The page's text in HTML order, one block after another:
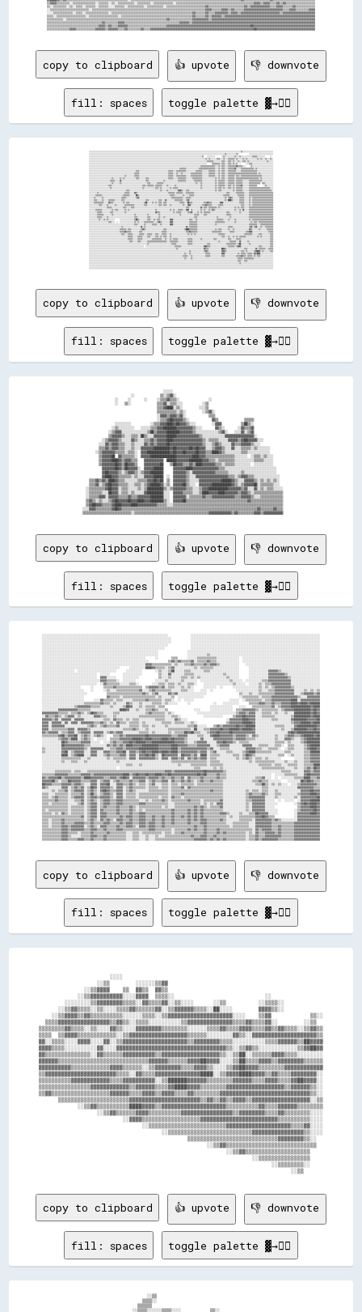
copy to clipboard 👍 upvote 👎 downvote
fill: spaces toggle palette ▓→✊🏽
copy to clipboard 👍 upvote 👎 downvote
fill: spaces toggle palette ▓→✊🏽
                                ░░                ▒▒░░▒▒▓▓░░
                      ░░      ░░        ░░      ░░▒▒▒▒▓▓▒▒▒▒░░                  ░░
                      ░░    ▒▒░░                ▒▒▒▒▓▓░░▒▒▒▒░░░░            ░░▒▒
                                                ▒▒▒▒▓▓████░░▒▒░░          ░░░░▒▒
                                                ▒▒▒▒▒▒▒▒▒▒▒▒░░▒▒░░          ░░▒▒▓▓░░
                                                ░░▓▓▓▓▒▒▓▓▓▓▒▒▓▓░░              ▒▒▒▒
                                                ░░▒▒▒▒▓▓██▓▓▓▓▓▓▒▒░░              ▓▓▒▒                ▒▒▒▒▒▒
                      ░░░░░░░░░░            ░░▒▒▒▒▓▓▓▓████▓▓██▓▓▓▓▒▒░░░░          ░░▓▓▓▓            ▒▒██▒▒░░
                    ░░▒▒░░░░░░░░░░    ░░░░░░▒▒▒▒▓▓▓▓████████▓▓▓▓▓▓▓▓▓▓▒▒░░░░        ▓▓▒▒░░        ░░▓▓▒▒▒▒▓▓
                  ░░▒▒▓▓▓▓░░░░░░░░░░░░░░░░▒▒██▒▒▓▓▓▓▓▓████████▓▓▓▓▓▓▓▓▒▒░░░░░░░░░░░░░░▒▒▓▓░░    ░░░░▓▓░░▒▒▓▓
                  ▒▒▓▓▓▓▓▓▒▒░░░░▒▒▒▒░░██▒▒░░░░▓▓▓▓▓▓▓▓██████▓▓▓▓▓▓▓▓▓▓▓▓▓▓▒▒░░░░░░░░░░░░░░▓▓▓▓▓▓▓▓▓▓▓▓▓▓▓▓▓▓░░
              ░░▒▒▓▓▓▓▓▓▒▒░░░░░░▓▓▒▒░░░░▒▒▒▒▓▓▒▒▓▓▓▓▓▓████▓▓▓▓▓▓▓▓▓▓▓▓▓▓▓▓▓▓▒▒░░▒▒▒▒▒▒░░░░░░▓▓▓▓▓▓▒▒▓▓██▓▓▓▓▓▓░░░░
            ░░░░▓▓▒▒▓▓▓▓▒▒▒▒░░░░▒▒░░░░░░▓▓▒▒▓▓▒▒▓▓▓▓▓▓██▓▓▓▓▓▓▓▓▓▓▓▓▓▓▓▓▓▓▓▓▒▒░░░░▒▒▓▓▒▒░░░░░░▓▓▒▒▒▒▓▓▓▓▓▓▒▒░░░░
            ▒▒▒▒▓▓▒▒▓▓▓▓▒▒▒▒░░░░▒▒░░░░▓▓▓▓▓▓▓▓██████████▓▓██▓▓▓▓▓▓▓▓██▓▓██▓▓▓▓░░░░▒▒▓▓▓▓▒▒░░░░▓▓░░░░▒▒▒▒▒▒░░▒▒░░░░░░░░
          ░░▒▒▓▓▓▓▓▓▓▓▒▒▒▒▒▒░░▒▒▒▒░░  ▓▓▓▓██████████████▓▓██▓▓▓▓██▓▓▓▓▓▓██▓▓▓▓▒▒▒▒████▓▓▒▒░░░░░░░░░░▒▒▒▒░░░░░░░░░░░░░░
            ▒▒▓▓▓▓▓▓██  ▓▓▒▒▒▒▒▒▒▒░░  ▓▓▓▓▓▓████████████████▓▓▓▓▓▓▓▓▓▓████▓▓▓▓▒▒▒▒▒▒▒▒▒▒▒▒▒▒▒▒▒▒░░░░░░░░  ░░▒▒▒▒░░▒▒░░░░
            ▒▒▓▓▓▓▓▓████▓▓▒▒▓▓▓▓▒▒▒▒    ▓▓▓▓▓▓▓▓▓▓▓▓  ██████▓▓▓▓▓▓▓▓████████▓▓▓▓▒▒▒▒░░▒▒▒▒▒▒▒▒▒▒░░░░░░░░░░░░▒▒▒▒▒▒░░░░░░
            ▒▒▓▓▓▓▓▓▓▓██▓▓▒▒██▓▓▓▓▒▒    ▓▓▓▓▓▓▓▓▓▓██    ▒▒██▓▓▓▓▒▒▒▒▓▓▒▒████▓▓▓▓▓▓▓▓▒▒▒▒░░▒▒▒▒▒▒░░░░░░░░░░  ░░░░░░░░░░░░
              ▓▓▓▓▓▓▓▓██▓▓▒▒██▓▓▓▓▓▓░░  ▓▓▓▓▓▓██████      ▓▓▓▓▓▓▓▓████▓▓▓▓▓▓▓▓▓▓▓▓▓▓▓▓▒▒▒▒░░░░░░░░░░░░░░░░░░░░░░░░░░░░░░░░
              ▓▓██▓▓▓▓▓▓▒▒░░▒▒▓▓▓▓▒▒░░▒▒▓▓▓▓████████      ▓▓▓▓▓▓▓▓▒▒░░▓▓▓▓▓▓▓▓▓▓▓▓▓▓▒▒▒▒▒▒▒▒░░░░░░░░▒▒░░░░░░░░░░░░░░░░░░░░
              ▓▓████▓▓▓▓▒▒▒▒▒▒▒▒░░▒▒░░░░▓▓▓▓▓▓██████  ░░  ▓▓▓▓▓▓▓▓▒▒░░░░▓▓▓▓▓▓▓▓▓▓▓▓▓▓▓▓▓▓▓▓▒▒▒▒░░▒▒▓▓▓▓▒▒▒▒░░░░░░░░░░░░░░░░
      ▒▒▒▒▓▓▒▒▓▓▒▒████▓▓▒▒▒▒░░░░░░░░▒▒▒▒▒▒▓▓▓▓██▓▓██  ▒▒  ▓▓▓▓▓▓▓▓▒▒░░░░░░▓▓▓▓▓▓▓▓▓▓▓▓▓▓██████▓▓▒▒░░░░▓▓▓▓▓▓▒▒░░▒▒░░▒▒░░▒▒░░
      ▒▒▒▒▓▓░░▒▒▓▓██▓▓▓▓▒▒▒▒▒▒░░░░▒▒▒▒░░▒▒▓▓██████▓▓░░▒▒  ▓▓▓▓▓▓██▒▒░░░░  ▓▓▓▓▓▓▓▓████████████▓▓▒▒░░▒▒▓▓▓▓▓▓██░░▒▒▒▒▒▒▒▒░░░░
    ░░▒▒▒▒▒▒▒▒▒▒▓▓██▓▓▓▓░░▒▒▒▒░░░░░░▒▒░░▒▒██████████▒▒░░▒▒▓▓▓▓▓▓▓▓▒▒▒▒░░░░▒▒▓▓▓▓████████████▓▓▓▓▓▓▓▓▒▒▓▓░░░░▓▓░░▒▒░░▒▒▒▒░░░░░░
    ░░▒▒▒▒▒▒▒▒░░░░██▓▓▓▓░░▒▒▒▒░░▒▒░░░░░░▓▓██████████░░░░  ▓▓▓▓▓▓▒▒▒▒▒▒░░░░▒▒████▓▓▓▓▓▓████▓▓▓▓▓▓▓▓▒▒▓▓▓▓▒▒░░▒▒▒▒▒▒▒▒▒▒▒▒▒▒▒▒▒▒
    ░░▒▒▒▒▒▒▓▓▓▓░░▓▓▓▓▓▓▒▒▒▒▒▒▓▓▒▒▒▒▓▓▓▓▓▓▓▓████████░░░░  ▓▓▓▓▓▓▓▓░░▒▒▒▒▒▒▒▒▓▓▒▒▒▒▓▓▓▓▓▓▓▓▓▓▓▓▓▓▒▒▒▒▓▓▓▓▓▓▒▒░░░░▒▒▒▒▒▒▒▒▒▒▒▒▒▒
    ▒▒▓▓▒▒░░▒▒░░░░▒▒▓▓██▓▓▓▓▓▓██▓▓▓▓████▓▓▓▓████████▒▒░░  ▓▓▓▓▓▓██▒▒▒▒▒▒▒▒▒▒▒▒▒▒▒▒▒▒▒▒▒▒▒▒▒▒▒▒▒▒▒▒▒▒▒▒▒▒▓▓▒▒▒▒▒▒▒▒▒▒▒▒▒▒▒▒▒▒▒▒
    ▒▒▓▓██▓▓▓▓▒▒▒▒▒▒▓▓████▓▓▓▓▓▓████▓▓▓▓▓▓▓▓▓▓▓▓▒▒▒▒▒▒░░░░▒▒▒▒▒▒▒▒▒▒▒▒▒▒▒▒▒▒▒▒▒▒▒▒▒▒▒▒▒▒▒▒▒▒▒▒▒▒▒▒▒▒▒▒▒▒▒▒▒▒▒▒▒▒▒▒▒▒▒▒▒▒▒▒▒▒▒▒
  ░░░░▓▓▓▓▒▒▒▒▒▒▒▒▒▒▓▓██▓▓▒▒▒▒▒▒▒▒▒▒▒▒▒▒▒▒▒▒▒▒▒▒▒▒▒▒▒▒▒▒▒▒▒▒▒▒▒▒▒▒▒▒▒▒▒▒▒▒▒▒▒▒▒▒▒▒▒▒▒▒▒▒▒▒▒▒▒▒▒▒▒▒▒▒▒▒▒▒▒▒▒▒▒▒▓▓▒▒▒▒▒▒▒▒▓▓▒▒▒▒
copy to clipboard 👍 upvote 👎 downvote
fill: spaces toggle palette ▓→✊🏽
copy to clipboard 👍 upvote 👎 downvote
fill: spaces toggle palette ▓→✊🏽
                      ░░░░
                  ░░▒▒        ░░░░░░▒▒▓▓
              ░░▒▒▓▓▓▓    ▒▒  ▓▓▒▒  ▓▓▒▒
            ░░▒▒▓▓▓▓▓▓▓▓▓▓░░░░▓▓▓▓  ▒▒▒▒░░                            ░░
        ░░░░░░░░▒▒▓▓▓▓▓▓▓▓▒▒▒▒░░▓▓▒▒▒▒▓▓░░▒▒░░░░      ░░▒▒          ░░▒▒▒▒░░
      ░░▒▒▓▓▒▒▒▒░░▒▒░░░░▒▒▒▒▓▓▒▒▒▒▒▒▓▓░░▒▒▓▓▓▓▓▓▒▒▒▒░░██░░░░        ▓▓▓▓▒▒░░
    ░░▒▒▓▓▓▓▒▒▓▓▒▒▒▒▒▒▒▒▒▒░░░░░░▒▒▒▒░░▒▒▓▓▓▓▓▓▓▓▓▓▓▓▓▓▓▓▓▓▓▓░░░░    ▒▒▓▓            ▒▒░░
  ▒▒▒▒▓▓▓▓▓▓▓▓▓▓▓▓▓▓▓▓▒▒▓▓▒▒░░▒▒▒▒░░░░░░░░░░▒▒▓▓▓▓▓▓▓▓▓▓▓▓▓▓▒▒▒▒▓▓▒▒▒▒▓▓░░        ░░▒▒
▒▒▒▒▒▒▒▒▓▓▒▒▒▒░░▒▒░░░░▓▓▒▒░░░░▓▓▓▓▓▓▓▓▒▒▒▒▒▒▒▒░░░░░░▒▒▒▒▓▓▒▒▒▒▓▓▓▓▒▒▒▒▓▓▒▒▓▓▒▒▒▒░░▒▒▓▓▒▒
▒▒▒▒  ▒▒▓▓▓▓▒▒▒▒▒▒▒▒▒▒▒▒░░▒▒▓▓▓▓▓▓▓▓▓▓▓▓▓▓▓▓▓▓▒▒▒▒▒▒░░░░░░░░▓▓▒▒░░▓▓▓▓▓▓▓▓▓▓▓▓▓▓▓▓▓▓▓▓▒▒
▓▓░░▒▒▒▒░░░░▓▓▓▓░░░░▓▓░░▒▒▓▓▓▓▓▓▓▓▓▓▓▓▓▓▓▓▓▓▓▓▒▒▓▓▓▓▓▓▓▓▒▒▒▒░░░░░░░░░░▒▒▒▒▓▓▓▓▓▓▒▒██▓▓▓▓
▓▓▓▓▒▒▒▒░░░░░░░░░░▓▓░░░░▓▓▓▓▓▓▓▓▓▓▓▓▓▓▓▓▓▓▓▓▓▓▓▓▓▓▓▓▓▓▓▓▓▓▒▒░░▒▒▓▓▒▒░░░░░░░░░░░░▒▒▓▓██▓▓
▓▓▒▒▒▒▒▒▒▒▒▒▒▒▒▒░░▓▓▒▒▒▒▒▒▓▓▓▓▓▓▓▓▓▓▒▒▓▓▓▓▓▓▓▓▓▓▓▓▓▓▓▓▓▓▒▒░░▒▒██░░▒▒▒▒▒▒▓▓▓▓▒▒▒▒░░░░░░░░
▓▓▓▓▓▓▒▒▒▒▒▒▒▒▒▒▒▒▒▒▒▒▒▒▒▒▒▒▒▒▒▒▒▒▓▓▓▓▓▓▒▒▒▒▒▒▓▓▓▓██▓▓▓▓░░░░▒▒██▒▒▒▒▓▓▓▓▒▒▓▓▓▓▓▓▓▓▒▒▒▒▒▒
▓▓▓▓▓▓▓▓▓▓▒▒▒▒▒▒▒▒▒▒▒▒▓▓▓▓▒▒▒▒▒▒░░▒▒▓▓▓▓▓▓▓▓▒▒▒▒▓▓▓▓▒▒░░░░▒▒▓▓██▓▓▓▓▒▒▒▒▒▒▒▒▓▓▓▓▓▓▓▓▓▓▓▓
▒▒▓▓▓▓▓▓▓▓▓▓▓▓▓▓▓▓▓▓▓▓▓▓▒▒▒▒░░▓▓▒▒▒▒▓▓▓▓▓▓▓▓▓▓▓▓▓▓████░░▒▒▓▓▓▓████▓▓▓▓▒▒▓▓▒▒▒▒▓▓▓▓▓▓▓▓░░
▒▒▒▒▒▒▒▒▒▒▓▓▓▓▓▓▓▓▓▓▓▓▒▒▒▒▓▓▓▓▓▓▓▓▓▓░░▒▒██████▓▓▓▓▓▓▒▒▒▒▒▒▒▒▓▓▓▓▓▓▒▒▒▒▓▓▓▓▒▒▒▒▓▓██▓▓▓▓░░
▒▒▒▒▒▒▒▒▒▒▒▒▒▒▒▒▓▓▓▓▓▓▓▓▓▓▓▓▒▒▓▓▓▓▓▓▒▒▒▒▓▓████▓▓▓▓▒▒▒▒▒▒▒▒▓▓▓▓▓▓▓▓▓▓▓▓▓▓▓▓▓▓▒▒▓▓▓▓▓▓▒▒░░
▒▒▓▓▒▒▒▒▒▒▒▒▒▒▒▒▒▒▒▒▒▒▓▓▓▓▓▓▒▒▒▒▓▓▓▓▒▒▓▓▓▓▒▒▒▒▓▓▒▒▒▒▒▒▒▒▓▓▓▓▓▓▓▓▓▓▓▓▓▓▓▓▓▓▓▓▓▓▓▓▓▓▓▓▒▒░░
      ▒▒▒▒▒▒▒▒▒▒▒▒▒▒▒▒▒▒▒▒▒▒▓▓▓▓▓▓▓▓▓▓▓▓▓▓▓▓▓▓▓▓▓▓▒▒▓▓▒▒▓▓▒▒▓▓▓▓▒▒▓▓▓▓▓▓▓▓▓▓▓▓▓▓▓▓▓▓░░▒▒
            ░░▒▒▓▓▒▒▒▒▒▒▒▒▒▒████▓▓▓▓▒▒▓▓▓▓▓▓▓▓▓▓▓▓▓▓▓▓▓▓▓▓▒▒▒▒▒▒▒▒▒▒▓▓▒▒▒▒▓▓▓▓▓▓▒▒▒▒▒▒▒▒
                  ░░▒▒▓▓▒▒▒▒▒▒▓▓▓▓▒▒▒▒▒▒▒▒▒▒▓▓▓▓▓▓▓▓▓▓▓▓▓▓▓▓▒▒▓▓▓▓▓▓▓▓▒▒▒▒▓▓▒▒▒▒▒▒▒▒░░░░
                          ░░▓▓▓▓▒▒▒▒▒▒▒▒▒▒▒▒▒▒▒▒▒▒▓▓▓▓▓▓▓▓▓▓▓▓▓▓▓▓▓▓▓▓▓▓▓▓▒▒▒▒▒▒▒▒▒▒░░░░
                                ░░▒▒▒▒▒▒▒▒▒▒▒▒▒▒▒▒▒▒▒▒▒▒▒▒▓▓▓▓▓▓▓▓▓▓▓▓▓▓▓▓▓▓▓▓▒▒▒▒▓▓░░░░
                                      ░░▒▒▒▒▒▒▒▒▒▒▒▒▒▒▒▒▒▒▒▒▒▒▒▒▒▒▓▓▓▓▓▓▓▓▓▓▓▓▓▓▓▓▒▒░░░░
                                              ▒▒▒▒▒▒▒▒▒▒▒▒▒▒▒▒▒▒▒▒▒▒▒▒▒▒▒▒▓▓▓▓▓▓▓▓▒▒░░
                                                    ░░▒▒▓▓▒▒▒▒▒▒▒▒▒▒▒▒▒▒▒▒▒▒▒▒▒▒▒▒▒▒▒▒
                                                          ░░▒▒▓▓▒▒▒▒▒▒▒▒▒▒▒▒▒▒▒▒▒▒▒▒
                                                                  ░░▒▒▒▒▒▒▒▒▒▒▒▒▒▒▒▒
                                                                        ░░▒▒▒▒▒▒▒▒░░
copy to clipboard 👍 upvote 👎 downvote
fill: spaces toggle palette ▓→✊🏽
                                      ░░▒▒
                                    ▒▒▒▒░░
                                ░░▒▒▒▒░░░░░░▒▒▒▒░░░░            ▒▒░░